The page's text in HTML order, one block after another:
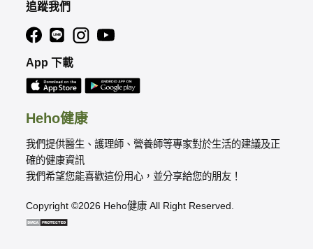
Heho健康
我們提供醫生、護理師、營養師等專家對於生活的建議及正
確的健康資訊
我們希望您能喜歡這份用心，並分享給您的朋友！
Copyright ©2026 Heho健康 All Right Reserved.
追蹤我們
App 下載